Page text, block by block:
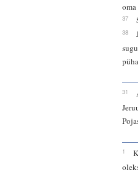
37
38
31
1